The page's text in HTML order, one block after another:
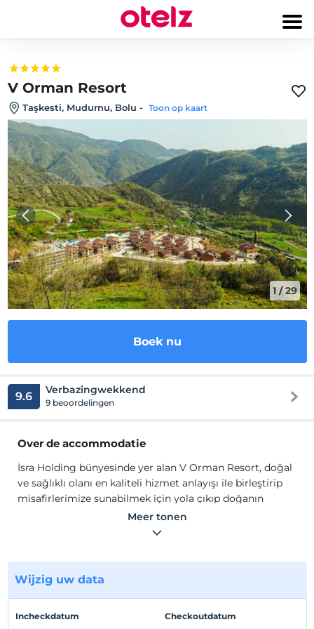
V Orman Resort
Taşkesti, Mudurnu, Bolu - Toon op kaart
1/29
Boek nu
9.6 Verbazingwekkend
9 beoordelingen
Over de accommodatie
İsra Holding bünyesinde yer alan V Orman Resort, doğal
ve sağlıklı olanı en kaliteli hizmet anlayışı ile birleştirip
misafirlerimize sunabilmek için yola çıkıp doğanın
dilediğince özgür şarkı söyleyebildiği, dinleyenlerin
ruhunda yankılanan sesi ile her daim kendilerine dönüşü
kaçış noktası olabilmeyi amaç edindi.
Doğaya sükunetle açılan kapılarımızı aralayarak,
dairenizdeki jakuzide termal sudan gelen şifa ile
yenilenmeye ve birbirinden özel şefler tarafından itinayla
Meer tonen
Wijzig uw data
Incheckdatum Checkoutdatum